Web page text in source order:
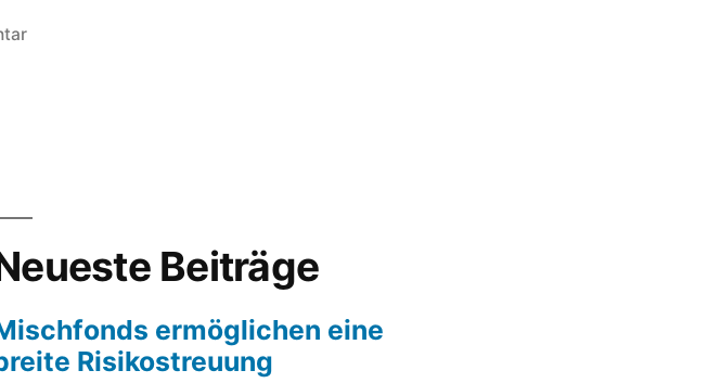
zu
Beiträge
ermöglichen eine
Risikostreuung